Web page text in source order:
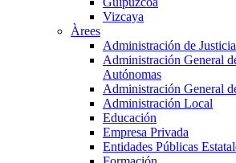
Vizcaya
Àrees
Administración de Justicia
Administración General
Autónomas
Administración General
Administración Local
Educación
Empresa Privada
Entidades Públicas